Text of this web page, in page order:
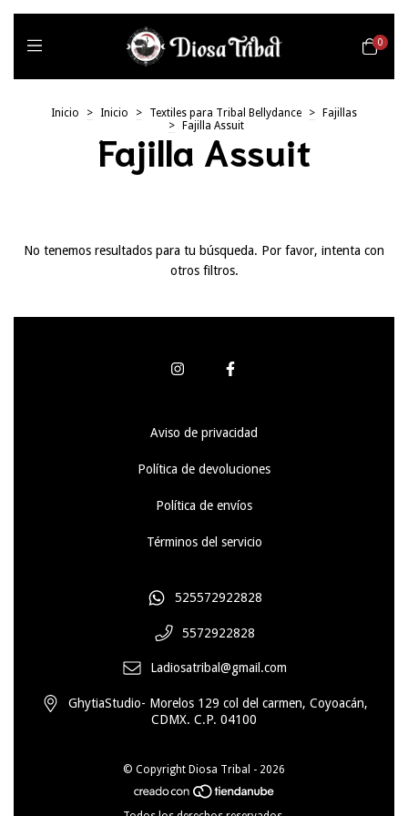
0
Inicio > Inicio > Textiles para Tribal Bellydance >
Fajillas
>
Fajilla Assuit
Fajilla Assuit
No tenemos resultados para tu búsqueda. Por favor, intenta con
otros filtros.
Aviso de privacidad
Política de devoluciones
Política de envíos
Términos del servicio
525572922828
5572922828
Ladiosatribal@gmail.com
GhytiaStudio- Morelos 129 col del carmen, Coyoacán,
CDMX. C.P. 04100
© Copyright Diosa Tribal - 2026